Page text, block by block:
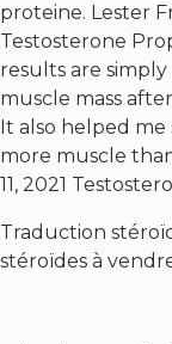
proteine. Lester
Testosterone
results are simply
muscle mass
It also helped
more muscle
11, 2021
Traduction
stéroïdes à